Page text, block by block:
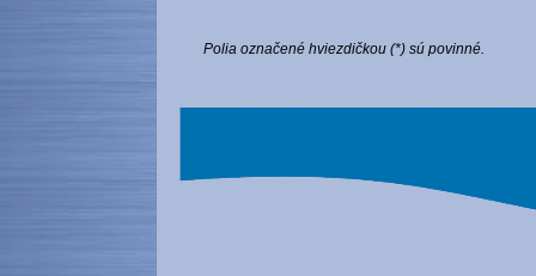
Polia označené hviezdičkou (*) sú povinné.